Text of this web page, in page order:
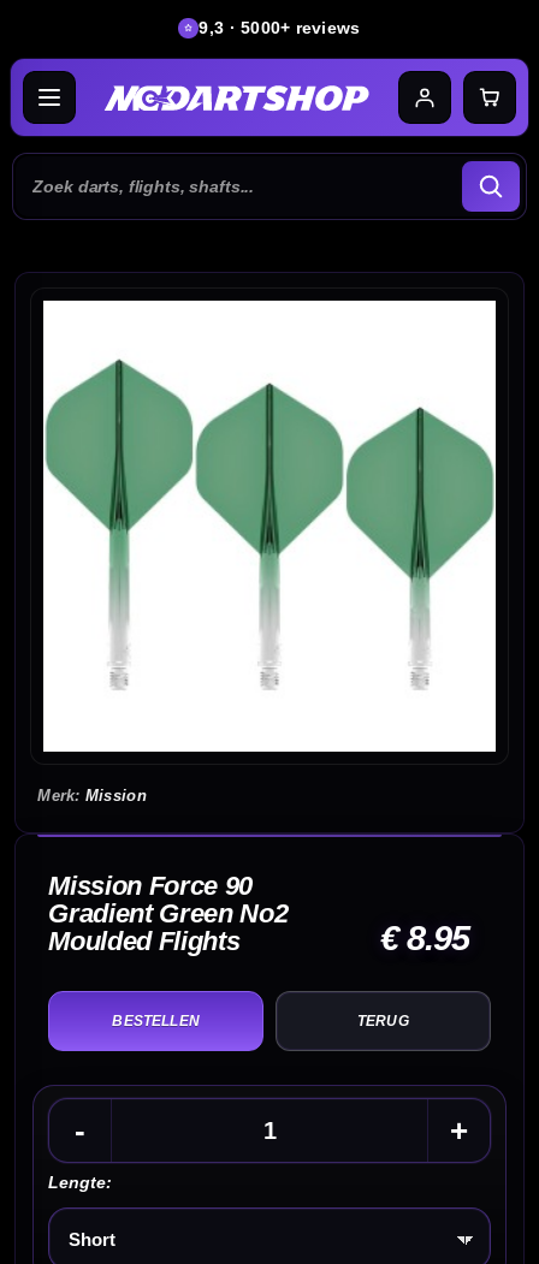
9,3 · 5000+ reviews
Mission
Mission Force 90
Gradient Green No2
Moulded Flights
€ 8.95
TERUG
- +
Lengte:
Kies een optie